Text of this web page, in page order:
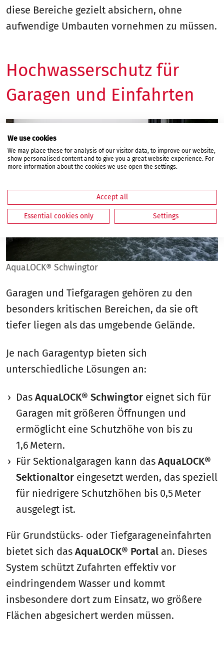
diese Bereiche gezielt absichern, ohne
aufwendige Umbauten vornehmen zu müssen.
Hochwasserschutz für
Garagen und Einfahrten
AquaLOCK® Schwingtor
Garagen und Tiefgaragen gehören zu den
besonders kritischen Bereichen, da sie oft
tiefer liegen als das umgebende Gelände.
Je nach Garagentyp bieten sich
unterschiedliche Lösungen an:
Das AquaLOCK® Schwingtor eignet sich für
Garagen mit größeren Öffnungen und
ermöglicht eine Schutzhöhe von bis zu
1,6 Metern.
Für Sektionalgaragen kann das AquaLOCK®
Sektionaltor eingesetzt werden, das speziell
für niedrigere Schutzhöhen bis 0,5 Meter
ausgelegt ist.
Für Grundstücks‑ oder Tiefgarageneinfahrten
bietet sich das AquaLOCK® Portal an. Dieses
System schützt Zufahrten effektiv vor
eindringendem Wasser und kommt
insbesondere dort zum Einsatz, wo größere
Flächen abgesichert werden müssen.
We use cookies
We may place these for analysis of our visitor data, to improve our website,
show personalised content and to give you a great website experience. For
more information about the cookies we use open the settings.
Accept all
Essential cookies only Settings